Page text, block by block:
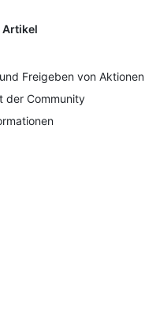
Artikel
Freigeben von Aktionen
der Community